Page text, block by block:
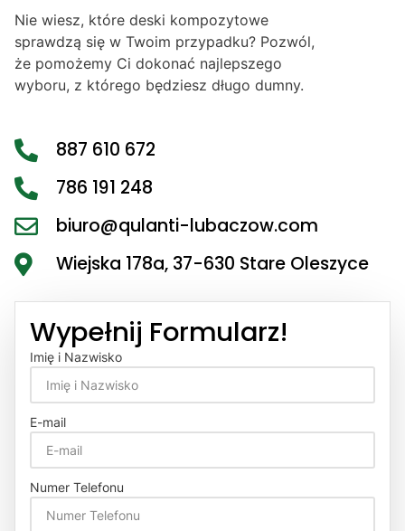
Nie wiesz, które deski kompozytowe
sprawdzą się w Twoim przypadku? Pozwól,
że pomożemy Ci dokonać najlepszego
wyboru, z którego będziesz długo dumny.
887 610 672
786 191 248
biuro@qulanti-lubaczow.com
Wiejska 178a, 37-630 Stare Oleszyce
Wypełnij Formularz!
Imię i Nazwisko
E-mail
Numer Telefonu